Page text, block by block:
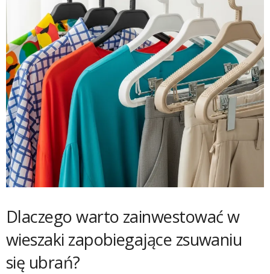
Dlaczego warto zainwestować w
wieszaki zapobiegające zsuwaniu
się ubrań?